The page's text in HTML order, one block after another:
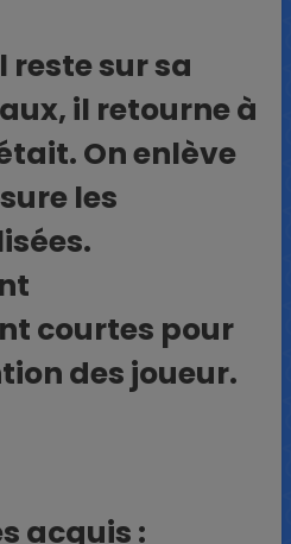
reste sur sa
il retourne à
On enlève
les
courtes pour
des joueur.
acquis :